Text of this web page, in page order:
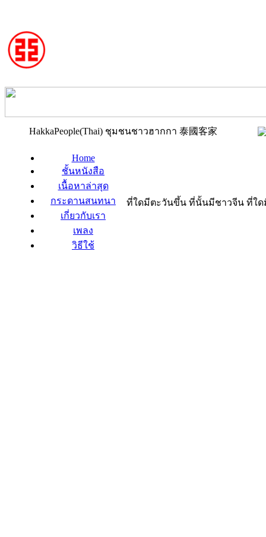
HakkaPeople(Thai) ชุมชนชาวฮากกา 泰國客家
Home
ชั้นหนังสือ
เนื้อหาล่าสุด
กระดานสนทนา
เกี่ยวกับเรา
เพลง
วิธีใช้
ที่ใดมีตะวันขึ้น ที่นั้นมีชาวจีน ที่ใดมี